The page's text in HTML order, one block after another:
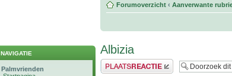
NAVIGATIE
Palmvrienden
Forumoverzicht ‹ Aanverwante
Albizia
Plaats een reactie